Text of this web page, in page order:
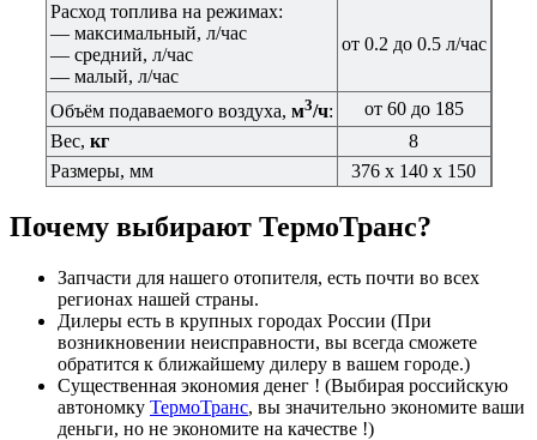
Расход топлива на режимах:
— максимальный, л/час
— средний, л/час
— малый, л/час
от 0.2 до 0.5 л/час
Объём подаваемого воздуха, м3/ч:
от 60 до 185
Вес, кг
8
Размеры, мм
376 х 140 х 150
Почему выбирают ТермоТранс?
Запчасти для нашего отопителя, есть почти во всех
регионах нашей страны.
Дилеры есть в крупных городах России (При
возникновении неисправности, вы всегда сможете
обратится к ближайшему дилеру в вашем городе.)
Существенная экономия денег ! (Выбирая российскую
автономку ТермоТранс, вы значительно экономите ваши
деньги, но не экономите на качестве !)